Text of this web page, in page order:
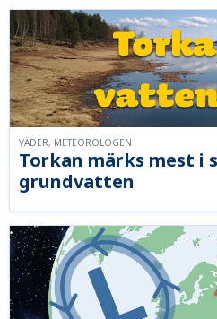
Torkan märks mest i
grundvatten
VÄDER, METEOROLOGEN